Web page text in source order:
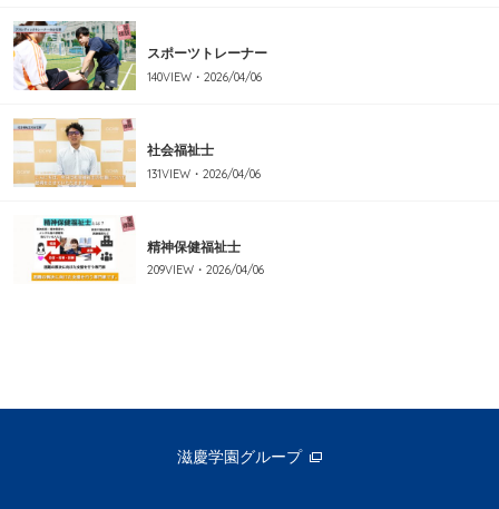
スポーツトレーナー
140VIEW・ 2026/04/06
社会福祉士
131VIEW・ 2026/04/06
精神保健福祉士
209VIEW・ 2026/04/06
滋慶学園グループ